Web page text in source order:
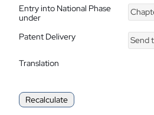
Entry into National Phase
under
Patent Delivery Send
Translation
Recalculate